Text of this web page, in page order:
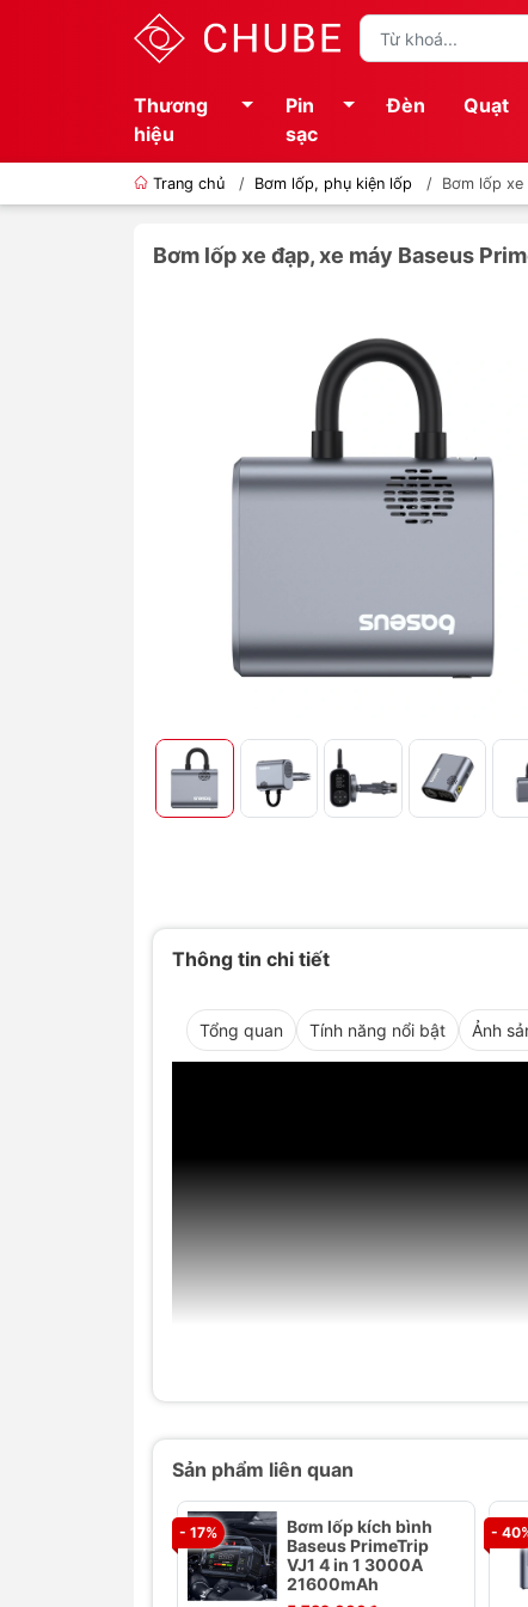
Thương
hiệu
Pin
sạc
Đèn Quạt
Trang chủ / Bơm lốp, phụ kiện lốp / Bơm lốp xe
Bơm lốp xe đạp, xe máy Baseus
Thông tin chi tiết
Tổng quan Tính năng nổi bật Ảnh
Sản phẩm liên quan
- 17%
Bơm lốp kích bình
Baseus PrimeTrip
VJ1 4 in 1 3000A
21600mAh
-